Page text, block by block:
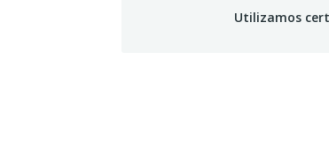
Utilizamos